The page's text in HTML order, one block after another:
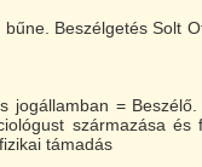
bűne. Beszélgetés Solt
jogállamban =
származása és
támadás